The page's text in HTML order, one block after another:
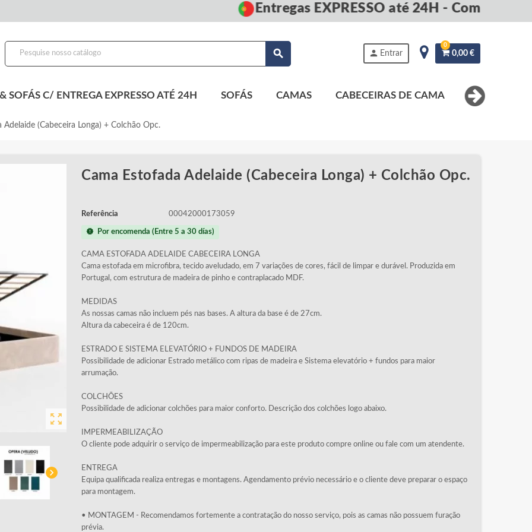
Entregas EXPRESSO até 24H - Compre agora e
search person Entrar
0
0,00 €
SOFÁS C/ ENTREGA EXPRESSO ATÉ 24H SOFÁS CAMAS CABECEIRAS DE CAMA MESAS DE
Adelaide (Cabeceira Longa) + Colchão Opc.
zoom_out_map
chevron_right
Cama Estofada Adelaide (Cabeceira Longa) + Colchão Opc.
Referência 00042000173059
new_releases Por encomenda (Entre 5 a 30 días)
CAMA ESTOFADA ADELAIDE CABECEIRA LONGA
Cama estofada em microfibra, tecido aveludado, em 7 variações de cores, fácil de limpar e durável. Produzida em
Portugal, com estrutura de madeira de pinho e contraplacado MDF.
MEDIDAS
As nossas camas não incluem pés nas bases. A altura da base é de 27cm.
Altura da cabeceira é de 120cm.
ESTRADO E SISTEMA ELEVATÓRIO + FUNDOS DE MADEIRA
Possibilidade de adicionar Estrado metálico com ripas de madeira e Sistema elevatório + fundos para maior
arrumação.
COLCHÕES
Possibilidade de adicionar colchões para maior conforto. Descrição dos colchões logo abaixo.
IMPERMEABILIZAÇÃO
O cliente pode adquirir o serviço de impermeabilização para este produto compre online ou fale com um atendente.
ENTREGA
Equipa qualificada realiza entregas e montagens. Agendamento prévio necessário e o cliente deve preparar o espaço
para montagem.
• MONTAGEM - Recomendamos fortemente a contratação do nosso serviço, pois as camas não possuem furação
prévia.